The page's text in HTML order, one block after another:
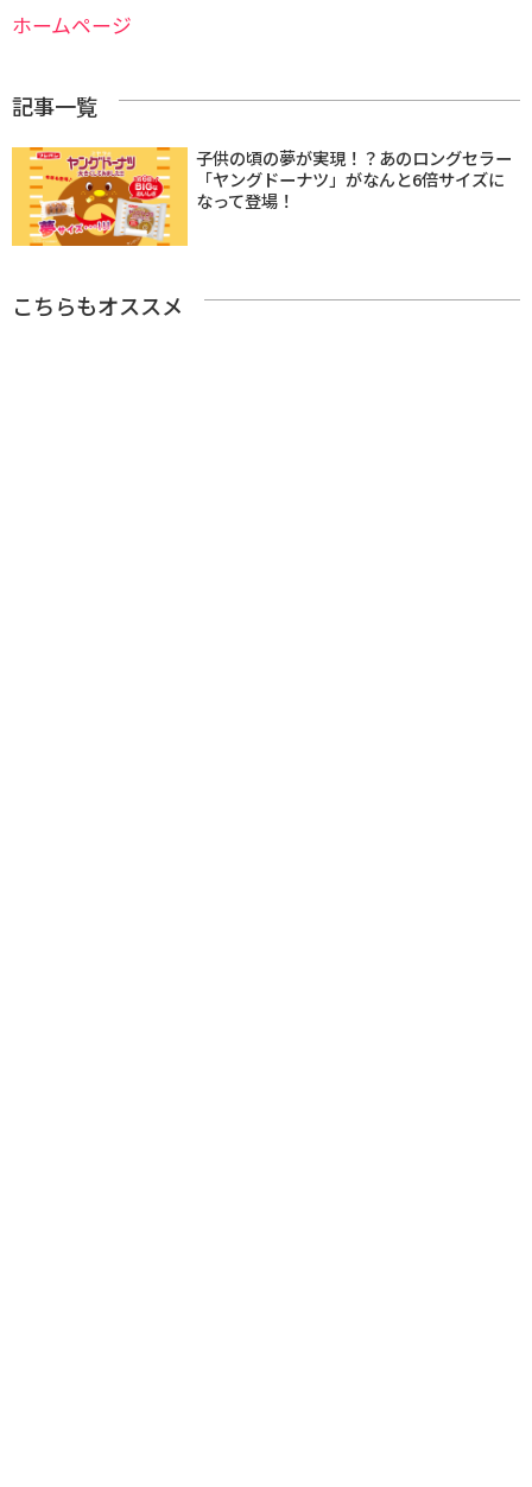
ホームページ
記事一覧
子供の頃の夢が実現！？あのロングセラー
「ヤングドーナツ」がなんと6倍サイズに
なって登場！
こちらもオススメ